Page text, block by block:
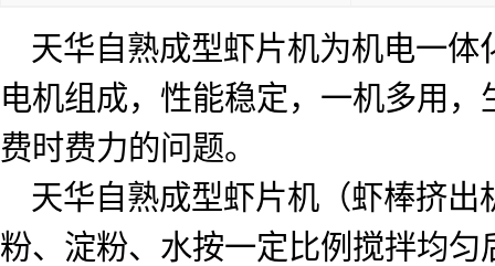
天华自熟成型虾片机为机电一
电机组成，性能稳定，一机多用
费时费力的问题。
天华自熟成型虾片机（虾棒挤
粉、淀粉、水按一定比例搅拌均